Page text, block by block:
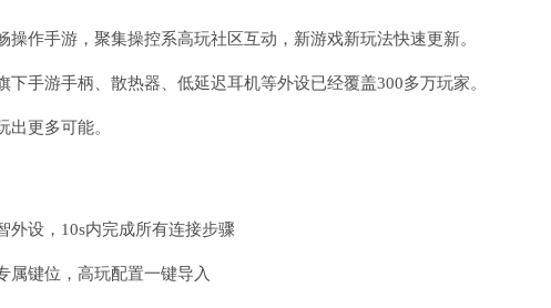
作手游，聚集操控系高玩社区互动，新游戏新玩法快速更新。
手游手柄、散热器、低延迟耳机等外设已经覆盖300多万玩家。
出更多可能。
外设，10s内完成所有连接步骤
属键位，高玩配置一键导入